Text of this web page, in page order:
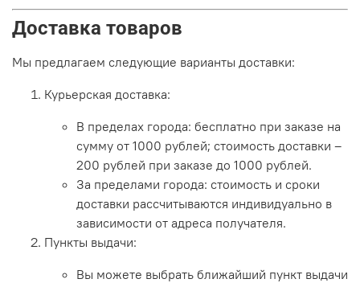
Доставка товаров
Мы предлагаем следующие варианты доставки:
Курьерская доставка:
В пределах города: бесплатно при заказе на
сумму от 1000 рублей; стоимость доставки –
200 рублей при заказе до 1000 рублей.
За пределами города: стоимость и сроки
доставки рассчитываются индивидуально в
зависимости от адреса получателя.
Пункты выдачи:
Вы можете выбрать ближайший пункт выдачи